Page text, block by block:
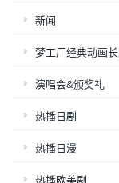
新闻
梦工厂经典动画
演唱会&颁奖礼
热播日剧
热播日漫
热播欧美剧